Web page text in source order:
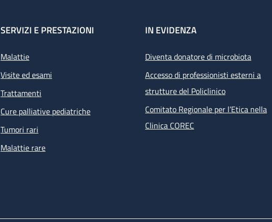
SERVIZI E PRESTAZIONI
Malattie
Visite ed esami
Trattamenti
Cure palliative pediatriche
Tumori rari
Malattie rare
IN EVIDENZA
Diventa donatore di microbiota
Accesso di professionisti esterni a
strutture del Policlinico
Comitato Regionale per l’Etica nella
Clinica COREC